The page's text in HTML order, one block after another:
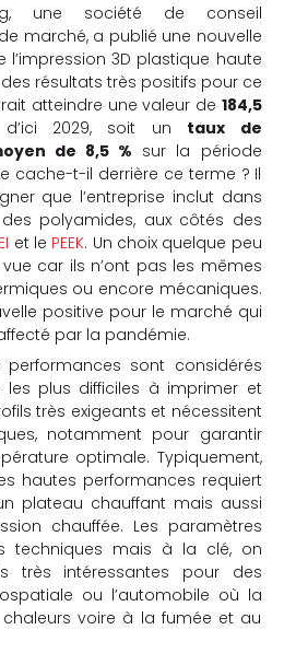
une société de conseil
marché, a publié une nouvelle
3D plastique haute
résultats très positifs pour ce
atteindre une valeur de 184,5
d’ici 2029, soit un taux de
de 8,5 % sur la période
cache-t-il derrière ce terme ? Il
que l’entreprise inclut dans
polyamides, aux côtés des
et le PEEK. Un choix quelque peu
car ils n’ont pas les mêmes
ou encore mécaniques.
positive pour le marché qui
par la pandémie.
performances sont considérés
plus difficiles à imprimer et
très exigeants et nécessitent
notamment pour garantir
optimale. Typiquement,
hautes performances requiert
plateau chauffant mais aussi
chauffée. Les paramètres
techniques mais à la clé, on
très intéressantes pour des
ou l’automobile où la
voire à la fumée et au